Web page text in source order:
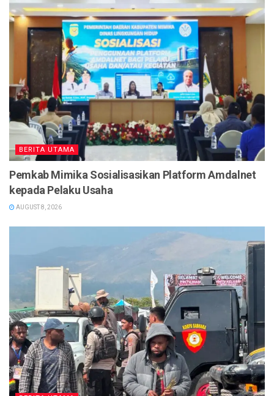
BERITA UTAMA
Pemkab Mimika Sosialisasikan Platform Amdalnet
kepada Pelaku Usaha
AUGUST 8, 2026